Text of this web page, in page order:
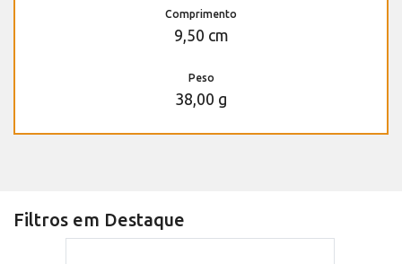
Comprimento
9,50 cm
Peso
38,00 g
Filtros em Destaque